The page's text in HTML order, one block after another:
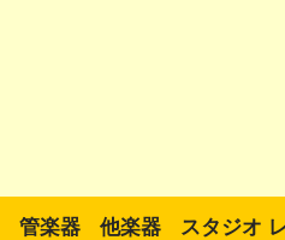
管楽器 他楽器 スタジオ